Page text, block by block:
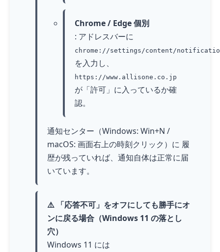
Chrome / Edge 個別
: アドレスバーに
chrome://settings/content/
を入力し、
https://www.allisone.co.jp
が「許可」に入っているか確
認。
通知センター（Windows: Win+N /
macOS: 画面右上の時刻クリック）に 履
歴が残っていれば、通知自体は正常に届
いています。
⚠️ 「応答不可」をオフにしても勝手にオ
ンに戻る場合（Windows 11 の落とし
穴）
Windows 11 には